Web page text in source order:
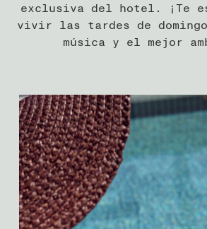
exclusiva del hotel. ¡Te
vivir las tardes de
música y el mejor